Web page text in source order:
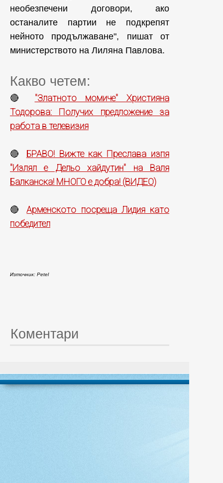
необезпечени договори, ако
останалите партии не подкрепят
нейното продължаване", пишат от
министерството на Лиляна Павлова.
Какво четем:
🔴 "Златното момиче" Християна
Тодорова: Получих предложение за
работа в телевизия
🔴 БРАВО! Вижте как Преслава изпя
"Излял е Дельо хайдутин" на Валя
Балканска! МНОГО е добра! (ВИДЕО)
🔴Арменското посреща Лидия като
победител
Източник: Petel
Коментари